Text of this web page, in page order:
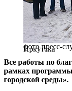
фото пресс-
Иркутска
Все работы по
рамках программы
городской среды».